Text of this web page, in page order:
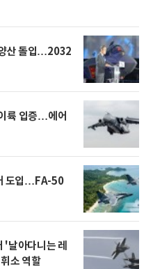
산 돌입…2032
륙 입증…에어
도입…FA-50
날아다니는 레
소 역할